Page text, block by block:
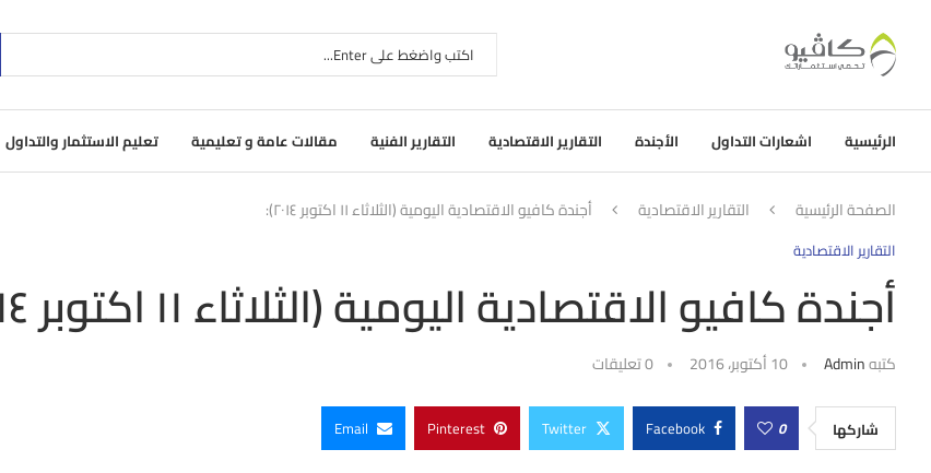
الرئيسية اشعارات التداول الأجندة التقارير الاقتصادية التقارير الفنية مقالات عامة و تعليمية تعليم الاستثمار والتداول
الصفحة الرئيسية التقارير الاقتصادية أجندة كافيو الاقتصادية اليومية (الثلاثاء ١١ اكتوبر ٢٠١٤):
التقارير الاقتصادية
أجندة كافيو الاقتصادية اليومية (الثلاثاء ١١ اكتوبر ٢٠١٤):
كتبهAdmin 10 أكتوبر، 2016 0 تعليقات
شاركها 0
Facebook
Twitter
Pinterest
Email